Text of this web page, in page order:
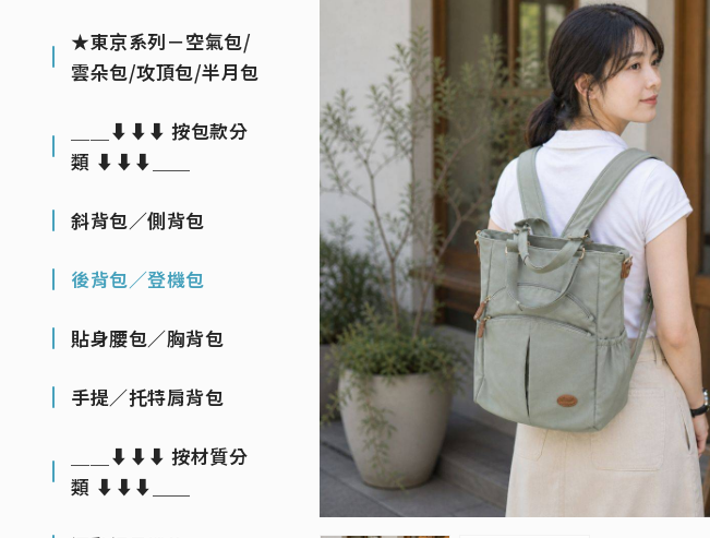
★東京系列－空氣包/
雲朵包/攻頂包/半月包
＿＿⬇⬇⬇ 按包款分
類 ⬇⬇⬇＿＿
斜背包／側背包
後背包／登機包
貼身腰包／胸背包
手提／托特肩背包
＿＿⬇⬇⬇ 按材質分
類 ⬇⬇⬇＿＿